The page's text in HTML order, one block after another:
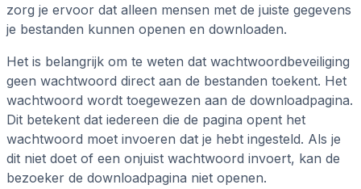
zorg je ervoor dat alleen mensen met de juiste gegevens
je bestanden kunnen openen en downloaden.
Het is belangrijk om te weten dat wachtwoordbeveiliging
geen wachtwoord direct aan de bestanden toekent. Het
wachtwoord wordt toegewezen aan de downloadpagina.
Dit betekent dat iedereen die de pagina opent het
wachtwoord moet invoeren dat je hebt ingesteld. Als je
dit niet doet of een onjuist wachtwoord invoert, kan de
bezoeker de downloadpagina niet openen.